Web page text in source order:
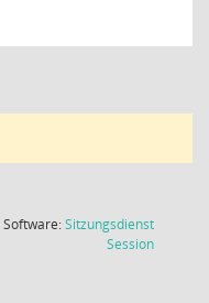
Software:Sitzungsdienst
Session(Wird in